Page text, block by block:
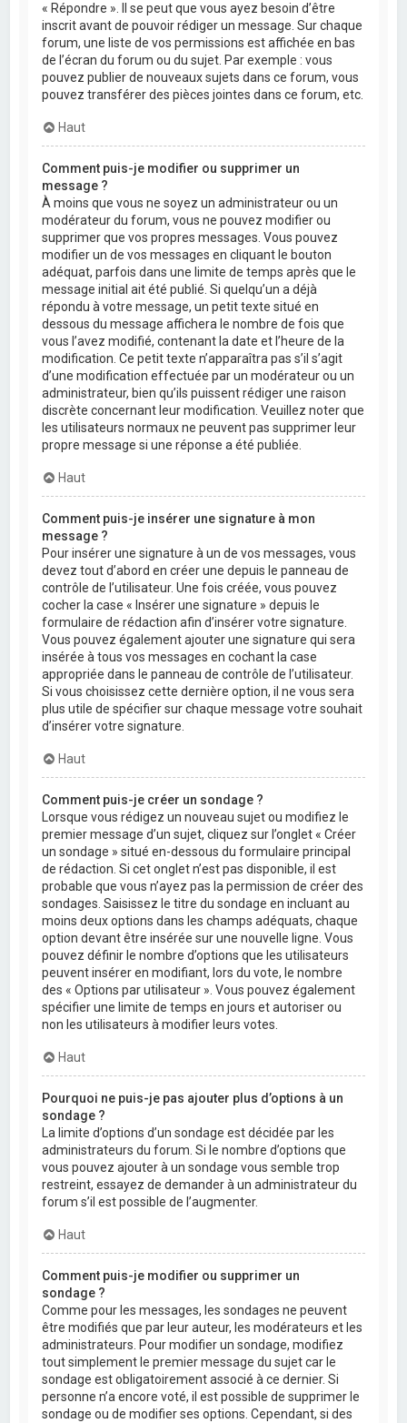
« Répondre ». Il se peut que vous ayez besoin d’être
inscrit avant de pouvoir rédiger un message. Sur chaque
forum, une liste de vos permissions est affichée en bas
de l’écran du forum ou du sujet. Par exemple : vous
pouvez publier de nouveaux sujets dans ce forum, vous
pouvez transférer des pièces jointes dans ce forum, etc.
Haut
Comment puis-je modifier ou supprimer un
message ?
À moins que vous ne soyez un administrateur ou un
modérateur du forum, vous ne pouvez modifier ou
supprimer que vos propres messages. Vous pouvez
modifier un de vos messages en cliquant le bouton
adéquat, parfois dans une limite de temps après que le
message initial ait été publié. Si quelqu’un a déjà
répondu à votre message, un petit texte situé en
dessous du message affichera le nombre de fois que
vous l’avez modifié, contenant la date et l’heure de la
modification. Ce petit texte n’apparaîtra pas s’il s’agit
d’une modification effectuée par un modérateur ou un
administrateur, bien qu’ils puissent rédiger une raison
discrète concernant leur modification. Veuillez noter que
les utilisateurs normaux ne peuvent pas supprimer leur
propre message si une réponse a été publiée.
Haut
Comment puis-je insérer une signature à mon
message ?
Pour insérer une signature à un de vos messages, vous
devez tout d’abord en créer une depuis le panneau de
contrôle de l’utilisateur. Une fois créée, vous pouvez
cocher la case « Insérer une signature » depuis le
formulaire de rédaction afin d’insérer votre signature.
Vous pouvez également ajouter une signature qui sera
insérée à tous vos messages en cochant la case
appropriée dans le panneau de contrôle de l’utilisateur.
Si vous choisissez cette dernière option, il ne vous sera
plus utile de spécifier sur chaque message votre souhait
d’insérer votre signature.
Haut
Comment puis-je créer un sondage ?
Lorsque vous rédigez un nouveau sujet ou modifiez le
premier message d’un sujet, cliquez sur l’onglet « Créer
un sondage » situé en-dessous du formulaire principal
de rédaction. Si cet onglet n’est pas disponible, il est
probable que vous n’ayez pas la permission de créer des
sondages. Saisissez le titre du sondage en incluant au
moins deux options dans les champs adéquats, chaque
option devant être insérée sur une nouvelle ligne. Vous
pouvez définir le nombre d’options que les utilisateurs
peuvent insérer en modifiant, lors du vote, le nombre
des « Options par utilisateur ». Vous pouvez également
spécifier une limite de temps en jours et autoriser ou
non les utilisateurs à modifier leurs votes.
Haut
Pourquoi ne puis-je pas ajouter plus d’options à un
sondage ?
La limite d’options d’un sondage est décidée par les
administrateurs du forum. Si le nombre d’options que
vous pouvez ajouter à un sondage vous semble trop
restreint, essayez de demander à un administrateur du
forum s’il est possible de l’augmenter.
Haut
Comment puis-je modifier ou supprimer un
sondage ?
Comme pour les messages, les sondages ne peuvent
être modifiés que par leur auteur, les modérateurs et les
administrateurs. Pour modifier un sondage, modifiez
tout simplement le premier message du sujet car le
sondage est obligatoirement associé à ce dernier. Si
personne n’a encore voté, il est possible de supprimer le
sondage ou de modifier ses options. Cependant, si des